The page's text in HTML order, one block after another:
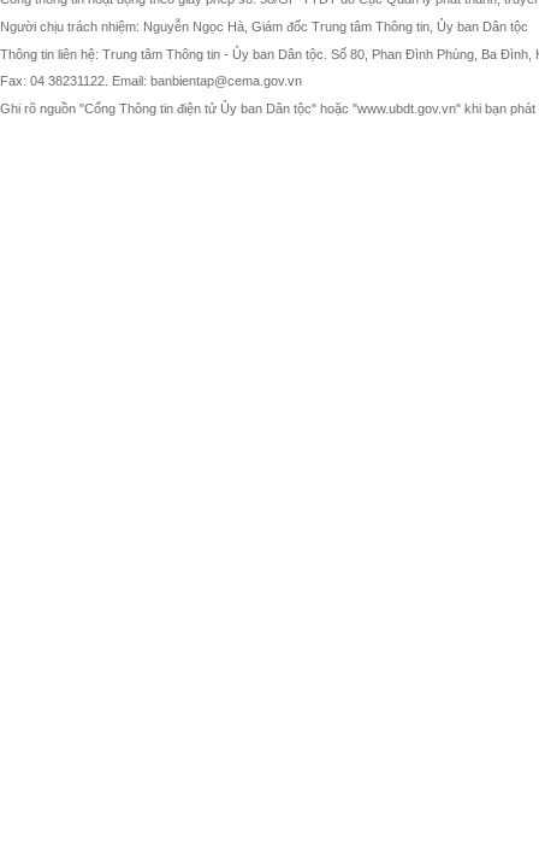
Người chịu trách nhiệm: Nguyễn Ngọc Hà, Giám đốc Trung tâm Thông tin, Ủy ban Dân tộc
Thông tin liên hệ: Trung tâm Thông tin - Ủy ban Dân tộc. Số 80, Phan Đình Phùng, Ba Đình,
Fax: 04 38231122. Email: banbientap@cema.gov.vn
Ghi rõ nguồn "Cổng Thông tin điện tử Ủy ban Dân tộc" hoặc "www.ubdt.gov.vn" khi bạn